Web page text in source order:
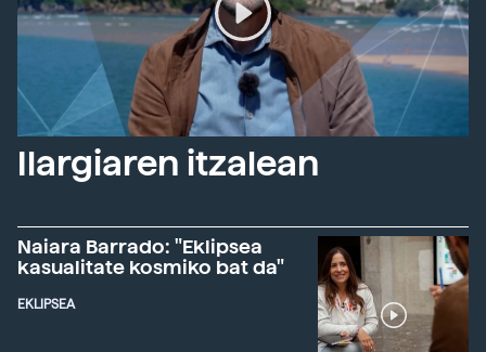
Ilargiaren itzalean
Naiara Barrado: "Eklipsea
kasualitate kosmiko bat da"
EKLIPSEA